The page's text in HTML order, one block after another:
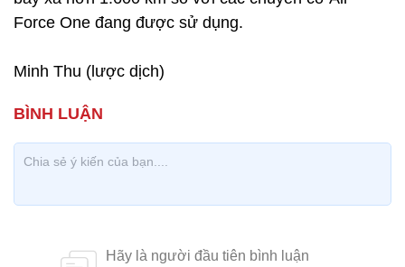
Force One đang được sử dụng.
Minh Thu (lược dịch)